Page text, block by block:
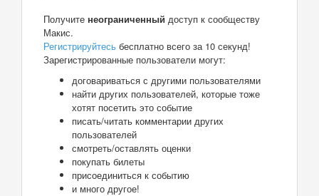
Получите неограниченный доступ к сообществу
Макис.
Регистрируйтесь бесплатно всего за 10 секунд!
Зарегистрированные пользователи могут:
договариваться с другими пользователями
найти других пользователей, которые тоже
хотят посетить это событие
писать/читать комментарии других
пользователей
смотреть/оставлять оценки
покупать билеты
присоединиться к событию
и много другое!